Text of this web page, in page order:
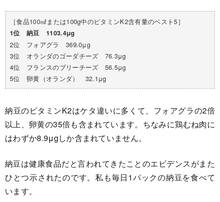
［食品100㎖または100g中のビタミンK2含有量のベスト5］
1位 納豆 1103.4μg
2位 フォアグラ 369.0μg
3位 オランダのゴーダチーズ 76.3μg
4位 フランスのブリーチーズ 56.5μg
5位 卵黄（オランダ） 32.1μg
納豆のビタミンK2はケタ違いに多くて、フォアグラの2倍
以上、卵黄の35倍も含まれています。ちなみに鶏むね肉に
はわずか8.9μgしか含まれていません。
納豆は健康食品だと言われてきたことのエビデンスがまた
ひとつ示されたのです。私も毎日1パックの納豆を食べて
います。